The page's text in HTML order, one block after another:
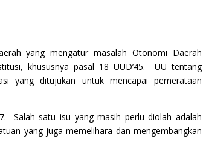
yang mengatur masalah Otonomi Daerah
khususnya pasal 18 UUD’45. UU tentang
yang ditujukan untuk mencapai pemerataan
Salah satu isu yang masih perlu diolah adalah
yang juga memelihara dan mengembangkan